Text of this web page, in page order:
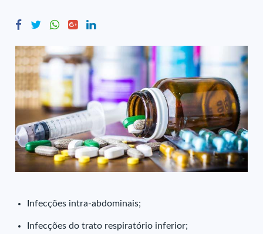
Infecções intra-abdominais;
Infecções do trato respiratório inferior;